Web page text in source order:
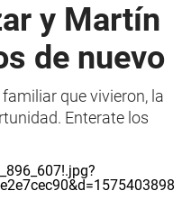
y Martín
de nuevo
que vivieron, la
Enterate los